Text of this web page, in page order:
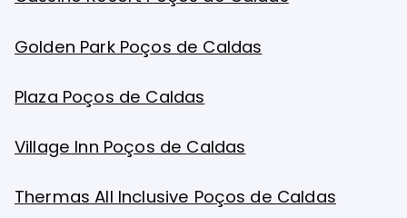
Golden Park Poços de Caldas
Plaza Poços de Caldas
Village Inn Poços de Caldas
Thermas All Inclusive Poços de Caldas